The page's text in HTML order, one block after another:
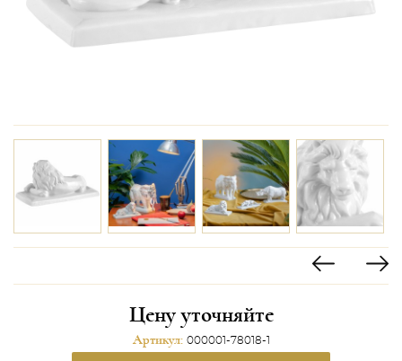
Цену уточняйте
Артикул: 000001-78018-1